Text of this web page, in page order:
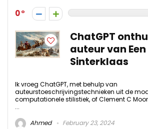
0
ChatGPT
auteur van
Sinterklaas
Ik vroeg ChatGPT, met behulp van
auteurstoeschrijvingstechnieken uit de
computationele stilistiek, of Clement C
...
Ahmed
February 23, 2024